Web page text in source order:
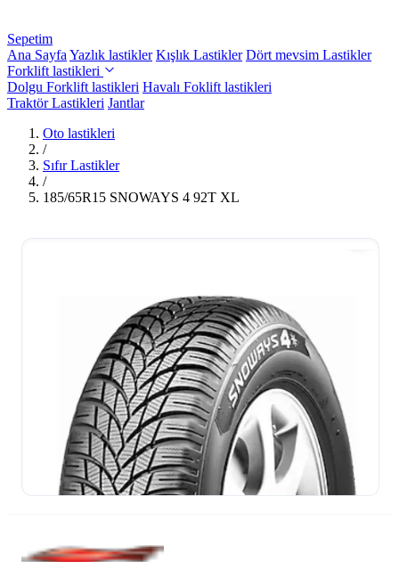
Sepetim
Ana Sayfa Yazlık lastikler Kışlık Lastikler Dört mevsim Lastikler
Forklift lastikleri
Dolgu Forklift lastikleri Havalı Foklift lastikleri
Traktör Lastikleri Jantlar
Oto lastikleri
/
Sıfır Lastikler
/
185/65R15 SNOWAYS 4 92T XL